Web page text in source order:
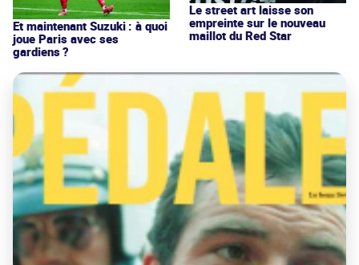
Et maintenant Suzuki : à quoi
joue Paris avec ses
gardiens ?
Le street art laisse son
empreinte sur le nouveau
maillot du Red Star